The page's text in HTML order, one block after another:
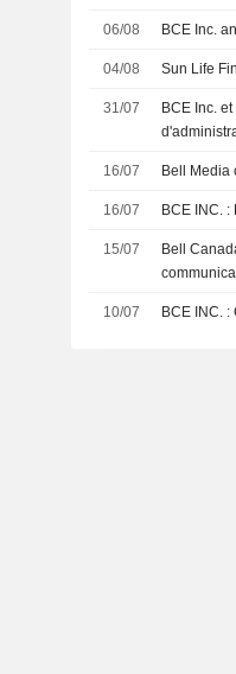
06/08 BCE Inc.
04/08 Sun Life
31/07
BCE Inc.
16/07 Bell Media
16/07
15/07
Bell
10/07